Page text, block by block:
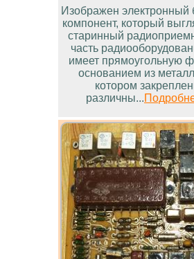
Изображен электронный
компонент, который
старинный
часть
имеет прямоугольную
основанием из
котором
различны...